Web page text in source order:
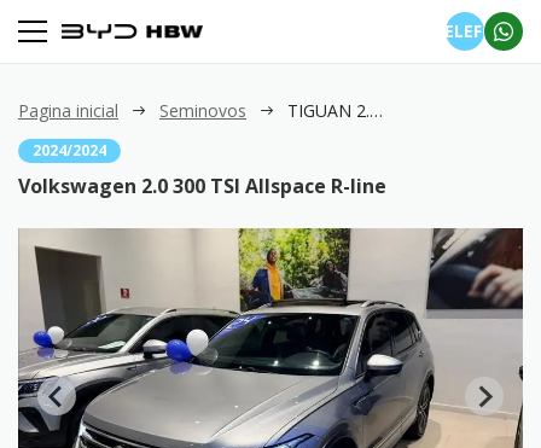
TELEFONE
Pagina inicial Seminovos TIGUAN 2.0 300 TSI Allspace R-line
2024/2024
Volkswagen 2.0 300 TSI Allspace R-line